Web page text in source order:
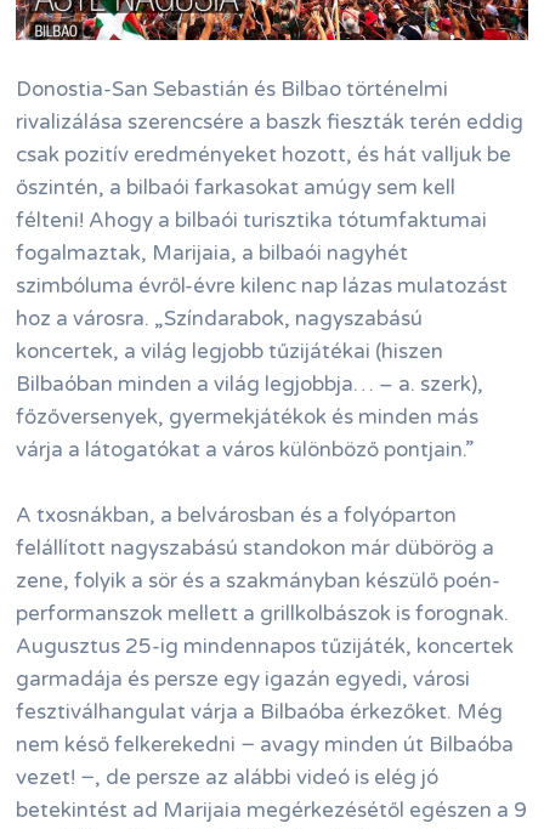
Donostia-San Sebastián és Bilbao történelmi
rivalizálása szerencsére a baszk fieszták terén eddig
csak pozitív eredményeket hozott, és hát valljuk be
őszintén, a bilbaói farkasokat amúgy sem kell
félteni! Ahogy a bilbaói turisztika tótumfaktumai
fogalmaztak, Marijaia, a bilbaói nagyhét
szimbóluma évről-évre kilenc nap lázas mulatozást
hoz a városra. „Színdarabok, nagyszabású
koncertek, a világ legjobb tűzijátékai (hiszen
Bilbaóban minden a világ legjobbja… – a. szerk),
főzőversenyek, gyermekjátékok és minden más
várja a látogatókat a város különböző pontjain.”
A txosnákban, a belvárosban és a folyóparton
felállított nagyszabású standokon már dübörög a
zene, folyik a sör és a szakmányban készülő poén-
performanszok mellett a grillkolbászok is forognak.
Augusztus 25-ig mindennapos tűzijáték, koncertek
garmadája és persze egy igazán egyedi, városi
fesztiválhangulat várja a Bilbaóba érkezőket. Még
nem késő felkerekedni − avagy minden út Bilbaóba
vezet! −, de persze az alábbi videó is elég jó
betekintést ad Marijaia megérkezésétől egészen a 9